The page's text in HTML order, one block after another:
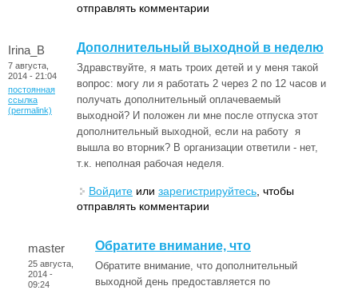
отправлять комментарии
Irina_B
7 августа,
2014 - 21:04
постоянная
ссылка
(permalink)
Дополнительный выходной в неделю
Здравствуйте, я мать троих детей и у меня такой
вопрос: могу ли я работать 2 через 2 по 12 часов и
получать дополнительный оплачеваемый
выходной? И положен ли мне после отпуска этот
дополнительный выходной, если на работу я
вышла во вторник? В организации ответили - нет,
т.к. неполная рабочая неделя.
Войдите или зарегистрируйтесь , чтобы
отправлять комментарии
master
25 августа,
2014 -
09:24
Обратите внимание, что
Обратите внимание, что дополнительный
выходной день предоставляется по